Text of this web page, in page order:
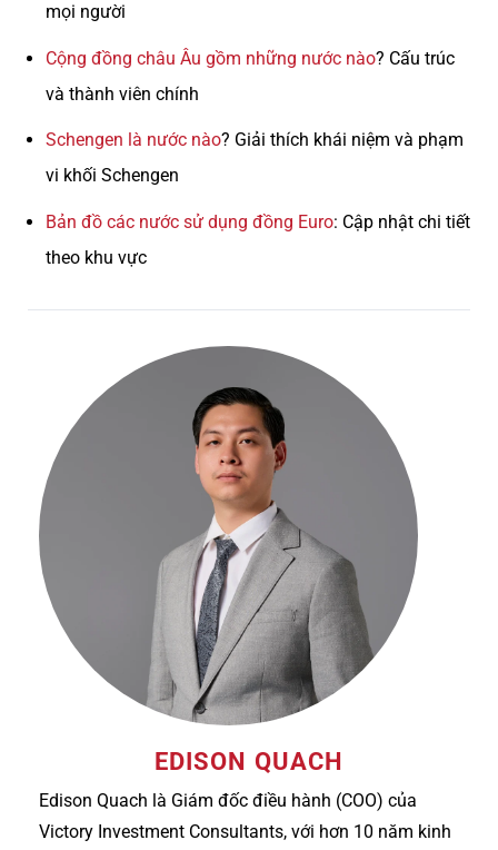
mọi người
Cộng đồng châu Âu gồm những nước nào? Cấu trúc
và thành viên chính
Schengen là nước nào? Giải thích khái niệm và phạm
vi khối Schengen
Bản đồ các nước sử dụng đồng Euro: Cập nhật chi tiết
theo khu vực
EDISON QUACH
Edison Quach là Giám đốc điều hành (COO) của
Victory Investment Consultants, với hơn 10 năm kinh